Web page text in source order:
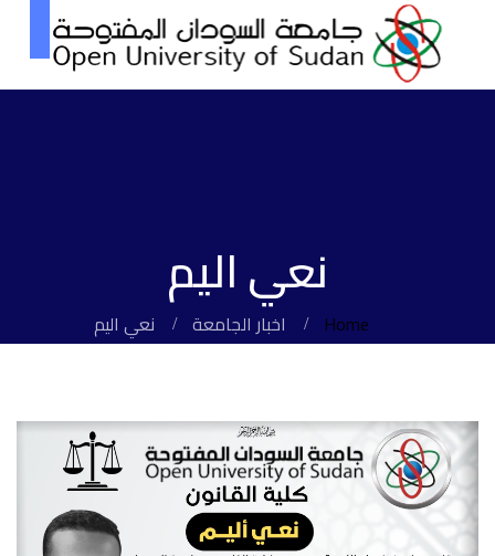
نعي اليم
Home اخبار الجامعة نعي اليم